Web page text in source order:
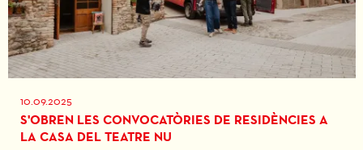
10.09.2025
S'OBREN LES CONVOCATÒRIES DE RESIDÈNCIES A
LA CASA DEL TEATRE NU